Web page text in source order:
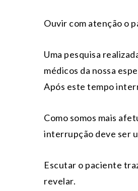
Ouvir com atenção o
Uma pesquisa
médicos da nossa
Após este tempo
Como somos mais
interrupção deve ser
Escutar o paciente
revelar.